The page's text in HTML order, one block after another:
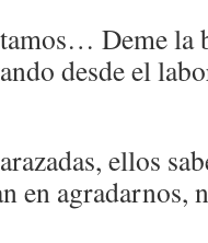
Deme la
desde el
ellos
en agradarnos,